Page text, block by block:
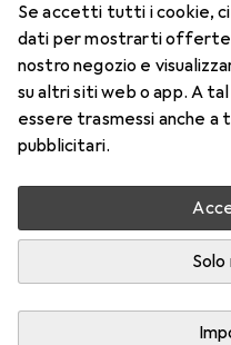
Se accetti tutti i cookie,
dati per mostrarti offerte
nostro negozio e
su altri siti web o app. A
essere trasmessi anche
pubblicitari.
-1.25, Obiettivo mensile, 6
Prezzo in EUR IVA incl.
Consegna tra lun, 17/8
Più di 10 pezzi in stock